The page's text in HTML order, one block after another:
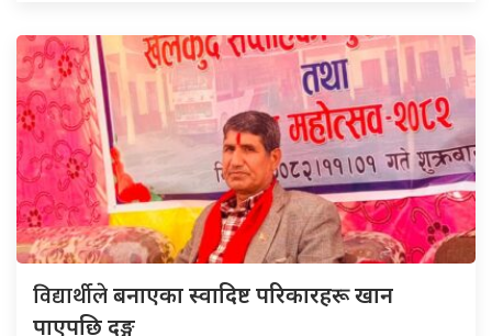
विद्यार्थीलेबनाएका स्वादिष्ट परिकारहरू खान
पाएपछि दङ्ग